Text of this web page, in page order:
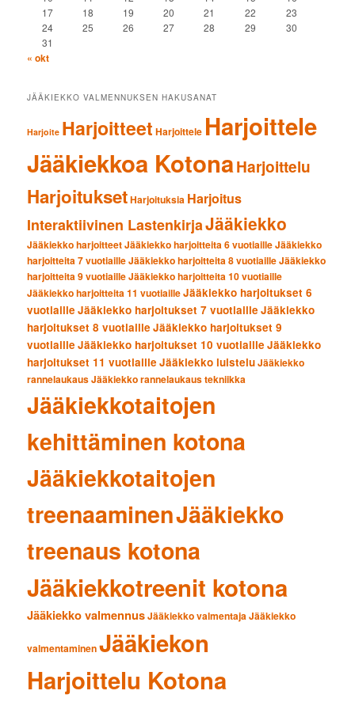
17
18 19 20 21 22
23
24
25 26 27 28 29
30
31
« okt
JÄÄKIEKKO VALMENNUKSEN HAKUSANAT
Harjoite Harjoitteet Harjoittele Harjoittele
Jääkiekkoa KotonaHarjoittelu
HarjoituksetHarjoituksia Harjoitus
Interaktiivinen LastenkirjaJääkiekko
Jääkiekko harjoitteetJääkiekko harjoitteita 6 vuotiailleJääkiekko
harjoitteita 7 vuotiailleJääkiekko harjoitteita 8 vuotiailleJääkiekko
harjoitteita 9 vuotiailleJääkiekko harjoitteita 10 vuotiaille
Jääkiekko harjoitteita 11 vuotiailleJääkiekko harjoitukset 6
vuotiaille Jääkiekko harjoitukset 7 vuotiaille Jääkiekko
harjoitukset 8 vuotiaille Jääkiekko harjoitukset 9
vuotiaille Jääkiekko harjoitukset 10 vuotiaille Jääkiekko
harjoitukset 11 vuotiaille Jääkiekko luisteluJääkiekko
rannelaukausJääkiekko rannelaukaus tekniikka
Jääkiekkotaitojen
kehittäminen kotona
Jääkiekkotaitojen
treenaaminenJääkiekko
treenaus kotona
Jääkiekkotreenit kotona
Jääkiekko valmennusJääkiekko valmentajaJääkiekko
valmentaminenJääkiekon
Harjoittelu Kotona